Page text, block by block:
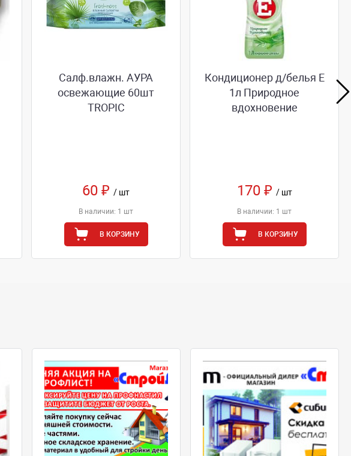
Салф.влажн. АУРА
освежающие 60шт
TROPIC
60 ₽/ шт
В наличии: 1 шт
В КОРЗИНУ
Кондиционер д/белья Е
1л Природное
вдохновение
170 ₽ / шт
В наличии: 1 шт
В КОРЗИНУ